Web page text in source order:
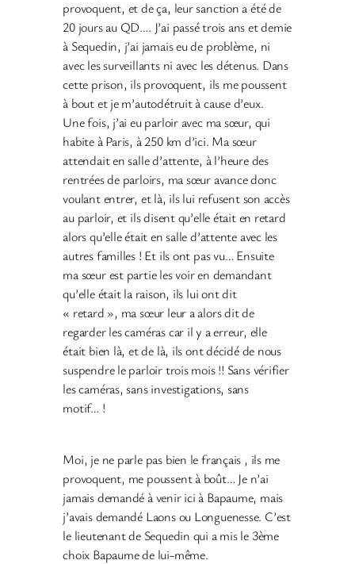
provoquent, et de ça, leur sanction a été de
20 jours au QD…. J’ai passé trois ans et demie
à Sequedin, j’ai jamais eu de problème, ni
avec les surveillants ni avec les détenus. Dans
cette prison, ils provoquent, ils me poussent
à bout et je m’autodétruit à cause d’eux.
Une fois, j’ai eu parloir avec ma sœur, qui
habite à Paris, à 250 km d’ici. Ma sœur
attendait en salle d’attente, à l’heure des
rentrées de parloirs, ma sœur avance donc
voulant entrer, et là, ils lui refusent son accès
au parloir, et ils disent qu’elle était en retard
alors qu’elle était en salle d’attente avec les
autres familles ! Et ils ont pas vu… Ensuite
ma sœur est partie les voir en demandant
qu’elle était la raison, ils lui ont dit
« retard », ma sœur leur a alors dit de
regarder les caméras car il y a erreur, elle
était bien là, et de là, ils ont décidé de nous
suspendre le parloir trois mois !! Sans vérifier
les caméras, sans investigations, sans
motif… !
Moi, je ne parle pas bien le français , ils me
provoquent, me poussent à boût… Je n’ai
jamais demandé à venir ici à Bapaume, mais
j’avais demandé Laons ou Longuenesse. C’est
le lieutenant de Sequedin qui a mis le 3ème
choix Bapaume de lui-même.